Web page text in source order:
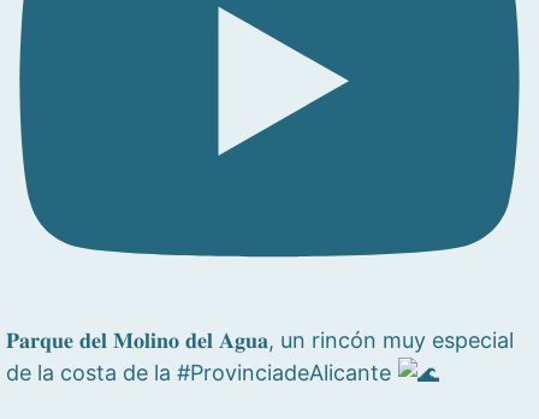
𝐏𝐚𝐫𝐪𝐮𝐞 𝐝𝐞𝐥 𝐌𝐨𝐥𝐢𝐧𝐨 𝐝𝐞𝐥 𝐀𝐠𝐮𝐚, un rincón muy especial
de la costa de la #ProvinciadeAlicante